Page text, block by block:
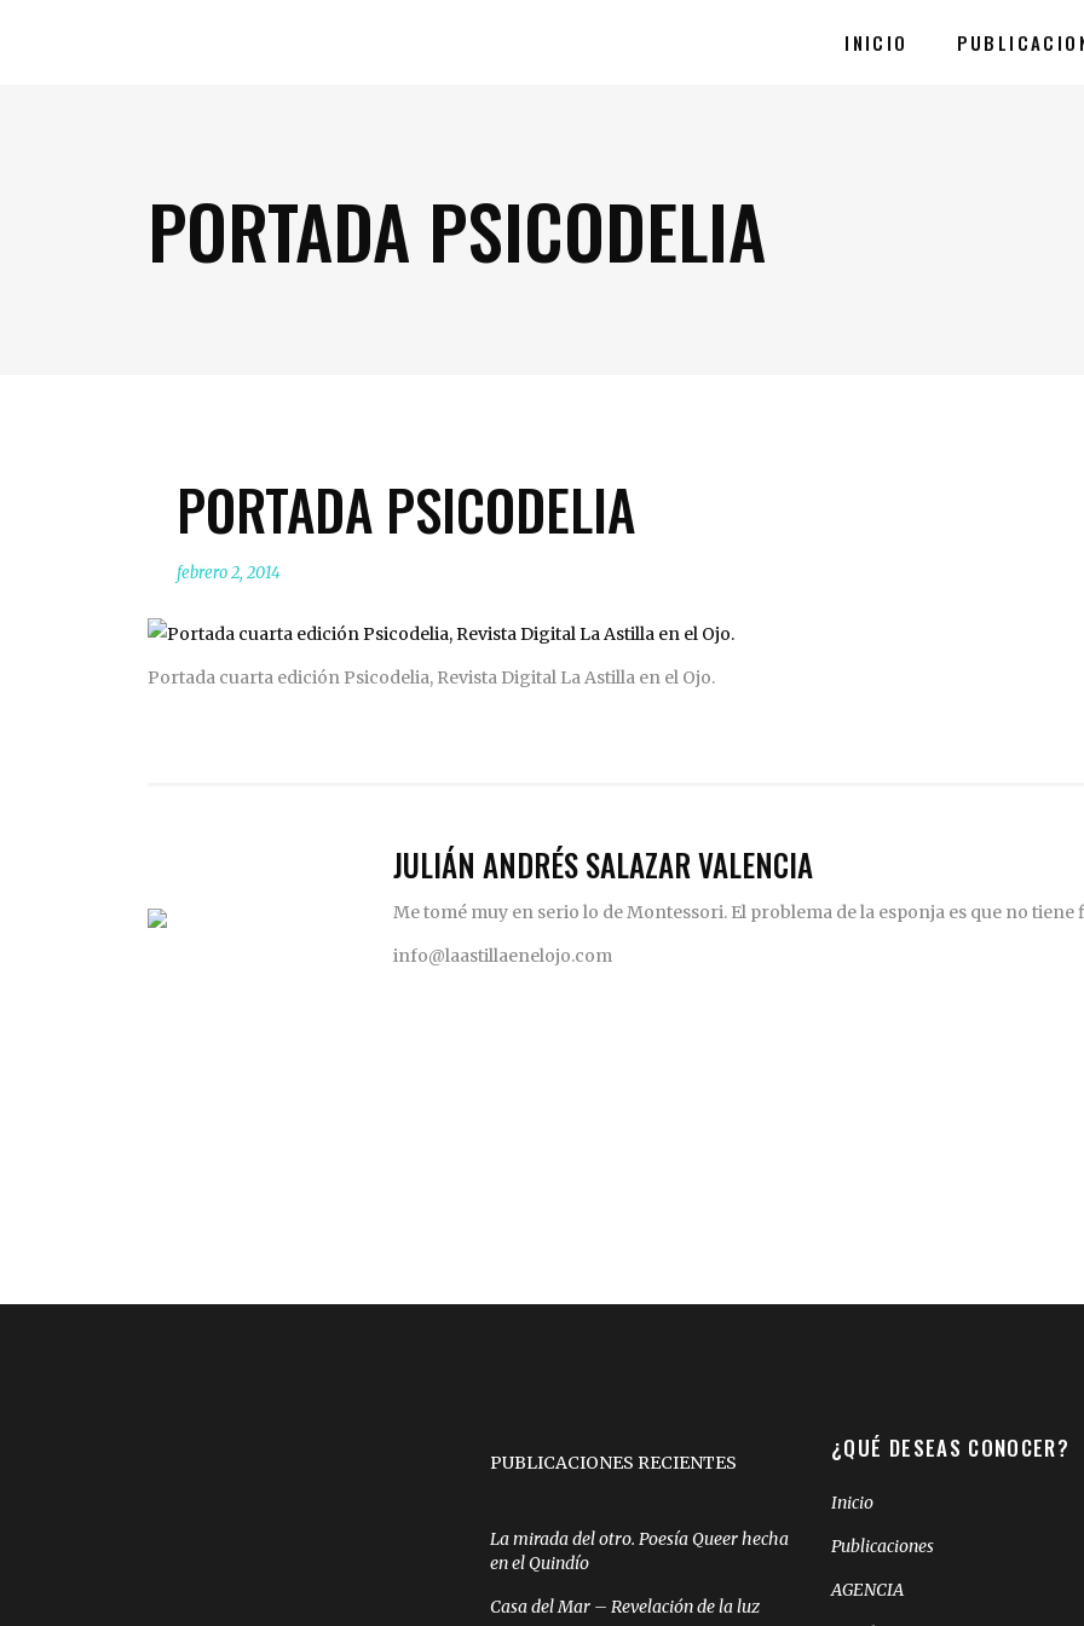
INICIO
PORTADA PSICODELIA
PORTADA PSICODELIA
febrero 2, 2014
Portada cuarta edición Psicodelia, Revista Digital La Astilla en el Ojo.
JULIÁN ANDRÉS SALAZAR VALENCIA
Me tomé muy en serio lo de Montessori. El problema de la esponja es que no tiene
info@laastillaenelojo.com
PUBLICACIONES RECIENTES
La mirada del otro. Poesía Queer hecha
en el Quindío
Casa del Mar – Revelación de la luz
¿QUÉ DESEAS CONOCER?
Inicio
Publicaciones
AGENCIA